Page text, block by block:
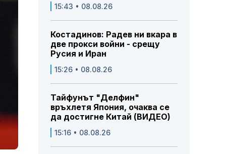
15:43 • 08.08.26
Костадинов: Радев ни вкара в
две прокси войни - срещу
Русия и Иран
15:26 • 08.08.26
Тайфунът "Делфин"
връхлетя Япония, очаква се
да достигне Китай (ВИДЕО)
15:16 • 08.08.26